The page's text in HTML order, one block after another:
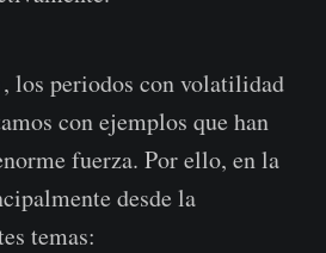
, los periodos con volatilidad
con ejemplos que han
fuerza. Por ello, en la
desde la
temas: